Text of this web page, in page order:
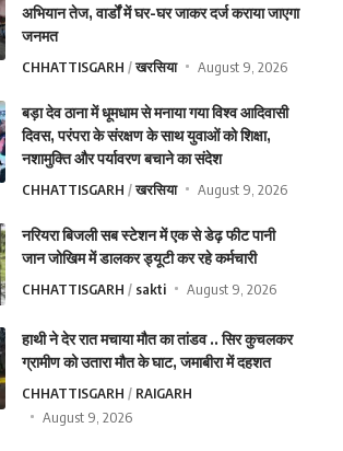
अभियान तेज, वार्डों में घर-घर जाकर दर्ज कराया जाएगा
जनमत
CHHATTISGARH खरसिया August 9, 2026
बड़ा देव ठाना में धूमधाम से मनाया गया विश्व आदिवासी
दिवस, परंपरा के संरक्षण के साथ युवाओं को शिक्षा,
नशामुक्ति और पर्यावरण बचाने का संदेश
CHHATTISGARH खरसिया August 9, 2026
नरियरा बिजली सब स्टेशन में एक से डेढ़ फीट पानी
जान जोखिम में डालकर ड्यूटी कर रहे कर्मचारी
CHHATTISGARH sakti August 9, 2026
हाथी ने देर रात मचाया मौत का तांडव .. सिर कुचलकर
ग्रामीण को उतारा मौत के घाट, जमाबीरा में दहशत
CHHATTISGARH
RAIGARH
August 9, 2026